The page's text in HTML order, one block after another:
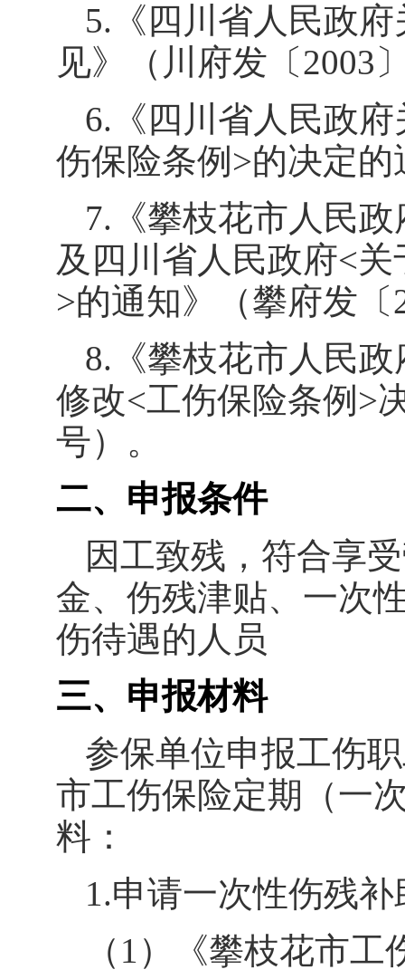
5. 《四川省人民政
见》（川府发〔2003
6. 《四川省人民政
伤保险条例 >的决定的
7. 《攀枝花市人民
及四川省人民政府<关
>的通知》（攀府发〔
8. 《攀枝花市人民
修改<工伤保险条例 >
号）。
二、申报条件
因工致残，符合享
金、伤残津贴、一次
伤待遇的人员
三、申报材料
参保单位申报工伤
市工伤保险定期（一
料：
1.申请一次性伤残补
（ 1 ）《攀枝花市工